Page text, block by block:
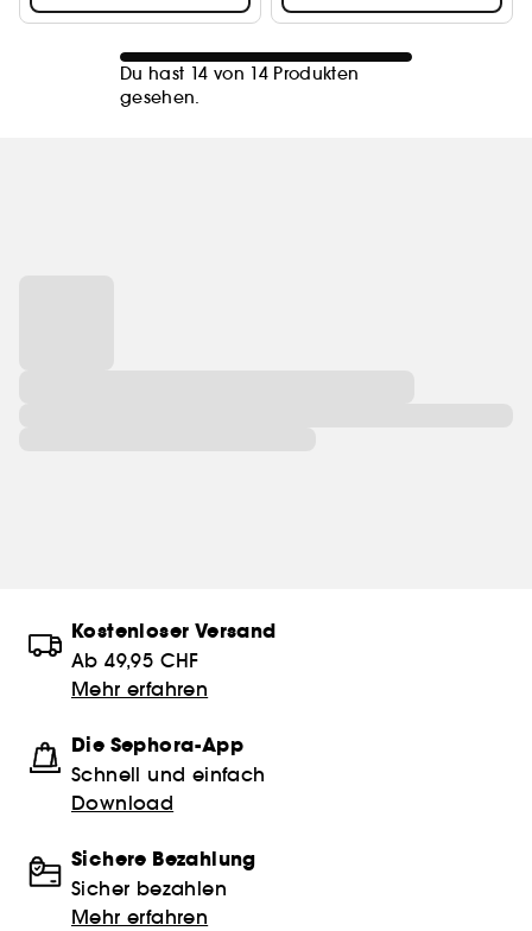
Du hast 14 von 14 Produkten
gesehen.
Kostenloser Versand
Ab 49,95 CHF
Mehr erfahren
Die Sephora-App
Schnell und einfach
Download
Sichere Bezahlung
Sicher bezahlen
Mehr erfahren